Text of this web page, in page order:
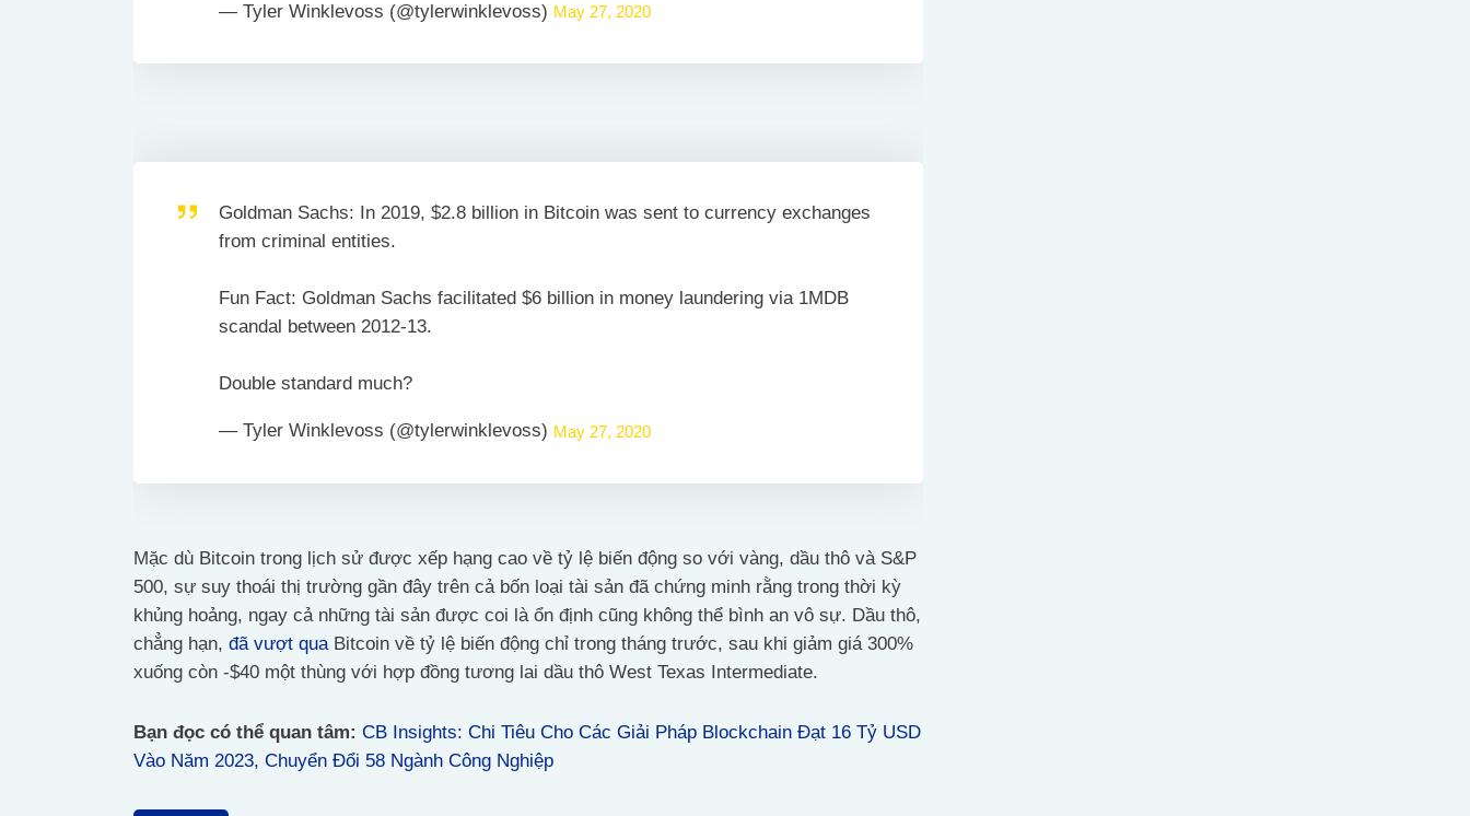
— Tyler Winklevoss (@tylerwinklevoss) May 27, 2020
Goldman Sachs: In 2019, $2.8 billion in Bitcoin was sent to currency exchanges
from criminal entities.
Fun Fact: Goldman Sachs facilitated $6 billion in money laundering via 1MDB
scandal between 2012-13.
Double standard much?
— Tyler Winklevoss (@tylerwinklevoss) May 27, 2020
Mặc dù Bitcoin trong lịch sử được xếp hạng cao về tỷ lệ biến động so với vàng, dầu thô và S&P
500, sự suy thoái thị trường gần đây trên cả bốn loại tài sản đã chứng minh rằng trong thời kỳ
khủng hoảng, ngay cả những tài sản được coi là ổn định cũng không thể bình an vô sự. Dầu thô,
chẳng hạn, đã vượt qua Bitcoin về tỷ lệ biến động chỉ trong tháng trước, sau khi giảm giá 300%
xuống còn -$40 một thùng với hợp đồng tương lai dầu thô West Texas Intermediate.
Bạn đọc có thể quan tâm: CB Insights: Chi Tiêu Cho Các Giải Pháp Blockchain Đạt 16 Tỷ USD
Vào Năm 2023, Chuyển Đổi 58 Ngành Công Nghiệp